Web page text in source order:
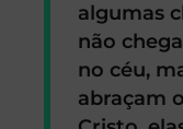
algumas
não
no céu,
abraçam